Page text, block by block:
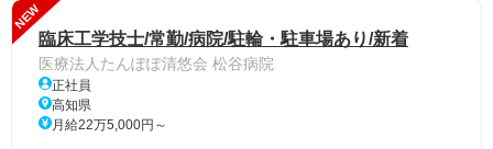
NEW
臨床工学技士/常勤/病院/駐輪・駐車場あり/新着
医療法人たんぽぽ清悠会 松谷病院
正社員
高知県
月給22万5,000円～